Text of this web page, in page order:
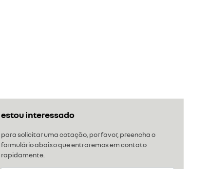
estou interessado
para solicitar uma cotação, por favor, preencha o
formulário abaixo que entraremos em contato
rapidamente.